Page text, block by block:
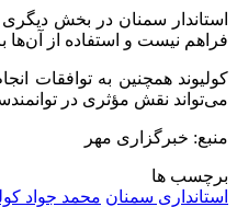
استاندار سمنان در بخش
فراهم نیست و استفاده از آن‌ها
می‌تواند نقش مؤثری در
منبع: خبرگزاری مهر
برچسب ها
استانداری سمنان محمد جواد